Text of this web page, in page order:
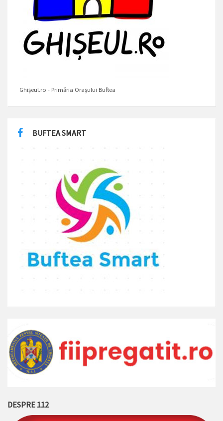
Ghișeul.ro - Primăria Orașului Buftea
BUFTEA SMART
DESPRE 112